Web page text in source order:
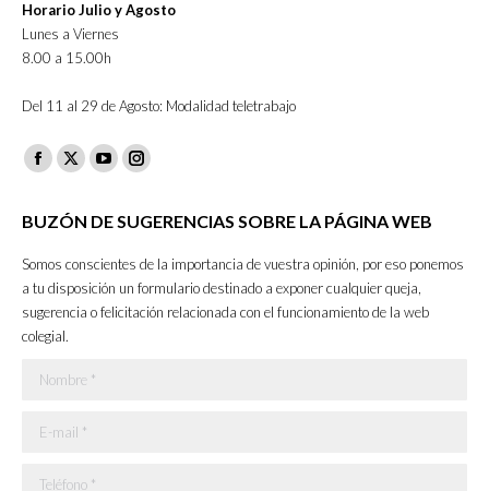
Horario Julio y Agosto
Lunes a Viernes
8.00 a 15.00h
Del 11 al 29 de Agosto: Modalidad teletrabajo
Facebook
opens
new
window
X
opens
new
window
YouTube
opens
new
window
Instagram
opens
in
new
window
BUZÓN DE SUGERENCIAS SOBRE LA PÁGINA WEB
Somos conscientes de la importancia de vuestra opinión, por eso ponemos
a tu disposición un formulario destinado a exponer cualquier queja,
sugerencia o felicitación relacionada con el funcionamiento de la web
colegial.
Nombre *
E-mail *
Teléfono *